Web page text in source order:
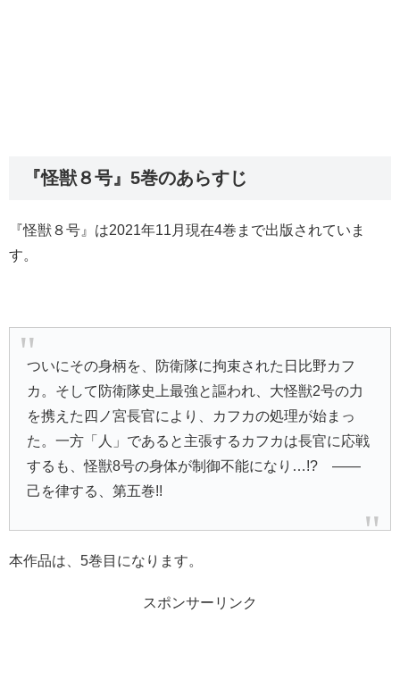
『怪獣８号』5巻のあらすじ
『怪獣８号』は2021年11月現在4巻まで出版されていま
す。
ついにその身柄を、防衛隊に拘束された日比野カフ
カ。そして防衛隊史上最強と謳われ、大怪獣2号の力
を携えた四ノ宮長官により、カフカの処理が始まっ
た。一方「人」であると主張するカフカは長官に応戦
するも、怪獣8号の身体が制御不能になり…!? ――
己を律する、第五巻!!
本作品は、5巻目になります。
スポンサーリンク